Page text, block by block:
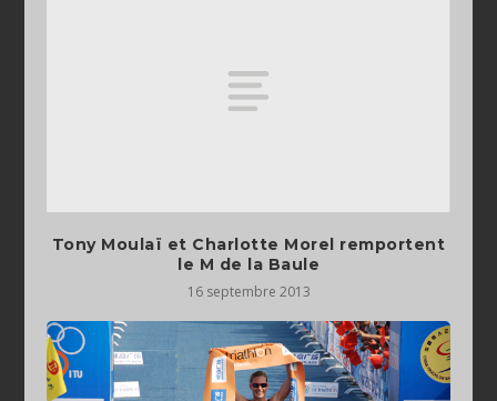
Tony Moulaï et Charlotte Morel remportent
le M de la Baule
16 septembre 2013